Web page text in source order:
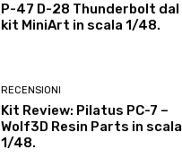
P-47 D-28 Thunderbolt dal
kit MiniArt in scala 1/48.
RECENSIONI
Kit Review: Pilatus PC-7 –
Wolf3D Resin Parts in scala
1/48.